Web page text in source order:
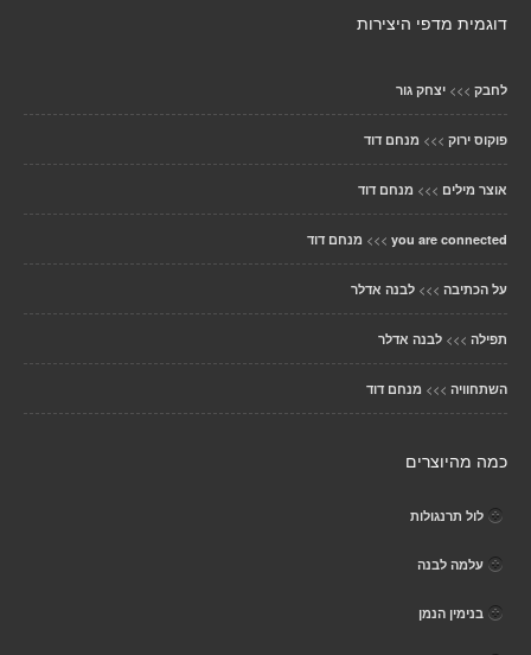
דוגמית מדפי היצירות
לחבק >>> יצחק גור
פוקוס ירוק >>> מנחם דוד
אוצר מילים >>> מנחם דוד
you are connected
>>> מנחם דוד
על הכתיבה >>> לבנה אדלר
תפילה >>> לבנה אדלר
השתחוויה >>> מנחם דוד
כמה מהיוצרים
לול תרנגולות
עלמה לבנה
בנימין הנמן